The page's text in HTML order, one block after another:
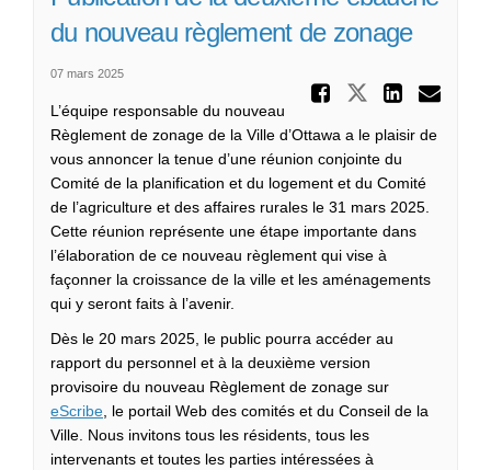
du nouveau règlement de zonage
07 mars 2025
Partager
L’équipe responsable du nouveau
Règlement de zonage de la Ville d’Ottawa a le plaisir de
vous annoncer la tenue d’une réunion conjointe du
Comité de la planification et du logement et du Comité
de l’agriculture et des affaires rurales le 31 mars 2025.
Cette réunion représente une étape importante dans
l’élaboration de ce nouveau règlement qui vise à
façonner la croissance de la ville et les aménagements
qui y seront faits à l’avenir.
Dès le 20 mars 2025, le public pourra accéder au
rapport du personnel et à la deuxième version
provisoire du nouveau Règlement de zonage sur
eScribe(Liens externes)
le portail Web des comités et du Conseil de la
Ville. Nous invitons tous les résidents, tous les
intervenants et toutes les parties intéressées à